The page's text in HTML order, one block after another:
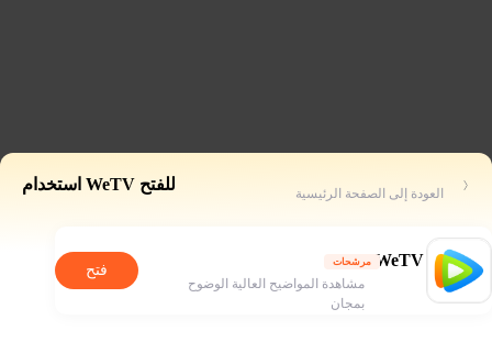
للفتح WeTV استخدام العودة إلى الصفحة الرئيسية
WeTV مرشحات
مشاهدة المواضيح العالية الوضوح
بمجان
فتح